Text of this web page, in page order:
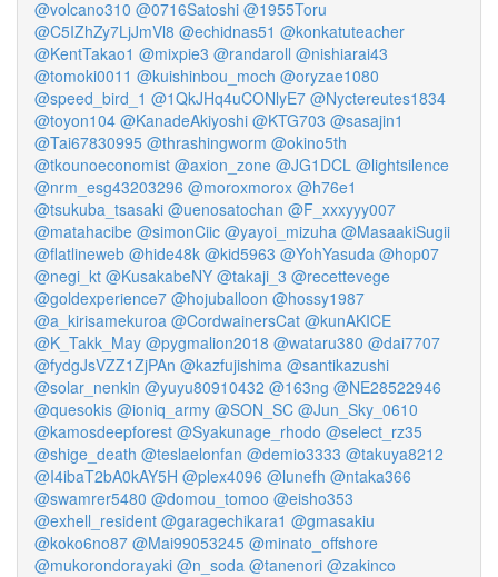
@volcano310 @0716Satoshi @1955Toru
@C5IZhZy7LjJmVl8 @echidnas51 @konkatuteacher
@KentTakao1 @mixpie3 @randaroll @nishiarai43
@tomoki0011 @kuishinbou_moch @oryzae1080
@speed_bird_1 @1QkJHq4uCONlyE7 @Nyctereutes1834
@toyon104 @KanadeAkiyoshi @KTG703 @sasajin1
@Tai67830995 @thrashingworm @okino5th
@tkounoeconomist @axion_zone @JG1DCL @lightsilence
@nrm_esg43203296 @moroxmorox @h76e1
@tsukuba_tsasaki @uenosatochan @F_xxxyyy007
@matahacibe @simonCiic @yayoi_mizuha @MasaakiSugii
@flatlineweb @hide48k @kid5963 @YohYasuda @hop07
@negi_kt @KusakabeNY @takaji_3 @recettevege
@goldexperience7 @hojuballoon @hossy1987
@a_kirisamekuroa @CordwainersCat @kunAKICE
@K_Takk_May @pygmalion2018 @wataru380 @dai7707
@fydgJsVZZ1ZjPAn @kazfujishima @santikazushi
@solar_nenkin @yuyu80910432 @163ng @NE28522946
@quesokis @ioniq_army @SON_SC @Jun_Sky_0610
@kamosdeepforest @Syakunage_rhodo @select_rz35
@shige_death @teslaelonfan @demio3333 @takuya8212
@I4ibaT2bA0kAY5H @plex4096 @lunefh @ntaka366
@swamrer5480 @domou_tomoo @eisho353
@exhell_resident @garagechikara1 @gmasakiu
@koko6no87 @Mai99053245 @minato_offshore
@mukorondorayaki @n_soda @tanenori @zakinco